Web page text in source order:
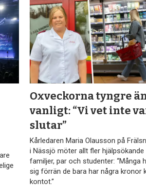
Oxveckorna tyngre
vanligt: “Vi vet inte
slutar”
Kårledaren Maria Olausson på
i Nässjö möter allt fler hjälpsökande
familjer, par och studenter: “Många
sig förrän de bara har några kronor
kontot.”